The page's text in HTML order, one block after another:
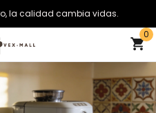
la calidad cambia vidas.
0